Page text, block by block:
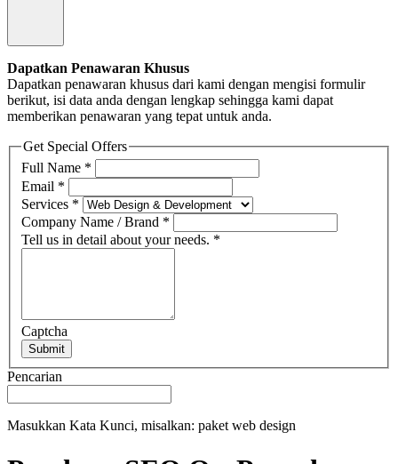
Dapatkan Penawaran Khusus
Dapatkan penawaran khusus dari kami dengan mengisi formulir
berikut, isi data anda dengan lengkap sehingga kami dapat
memberikan penawaran yang tepat untuk anda.
Get Special Offers
Full Name *
Email *
Services *
Company Name / Brand *
Tell us in detail about your needs. *
Captcha
Submit
Pencarian
Masukkan Kata Kunci, misalkan: paket web design